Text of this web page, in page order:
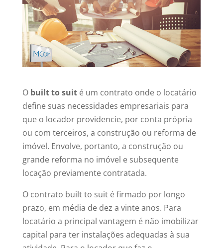
Obuilt to suité um contrato onde o locatário
define suas necessidades empresariais para
que o locador providencie, por conta própria
ou com terceiros, a construção ou reforma de
imóvel. Envolve, portanto, a construção ou
grande reforma no imóvel e subsequente
locação previamente contratada.
O contrato built to suit é firmado por longo
prazo, em média de dez a vinte anos. Para
locatário a principal vantagem é não imobilizar
capital para ter instalações adequadas à sua